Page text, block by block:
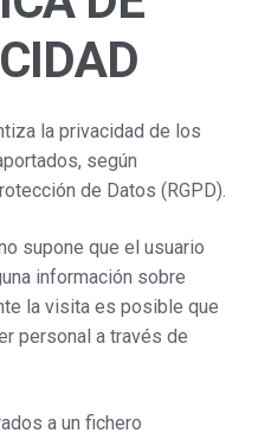
la privacidad de los
según
de Datos (RGPD).
supone que el usuario
información sobre
la visita es posible que
personal a través de
a un fichero